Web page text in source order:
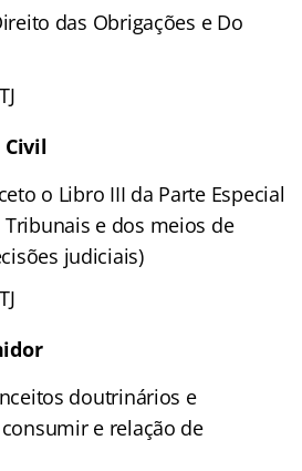
das Obrigações e Do
Civil
o Libro III da Parte Especial
e dos meios de
judiciais)
doutrinários e
e relação de